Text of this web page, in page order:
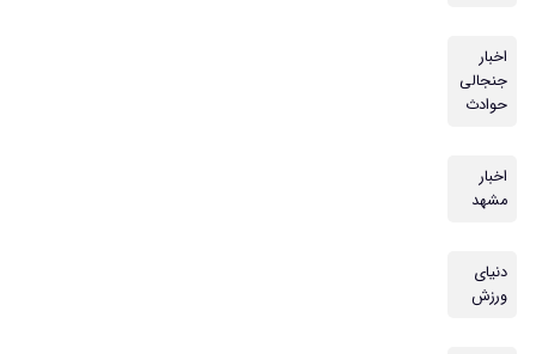
اخبار
جنجالی
حوادث
اخبار
مشهد
دنیای
ورزش